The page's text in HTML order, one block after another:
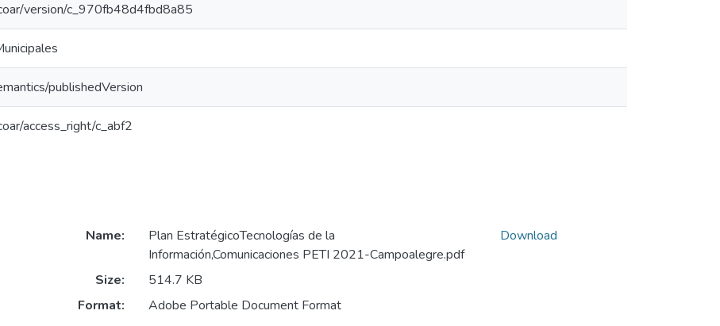
version/c_970fb48d4fbd8a85
publishedVersion
access_right/c_abf2
Name:
Plan EstratégicoTecnologías de la
Información,Comunicaciones PETI 2021-Campoalegre.pdf
Size:
514.7 KB
Format:
Adobe Portable Document Format
Download